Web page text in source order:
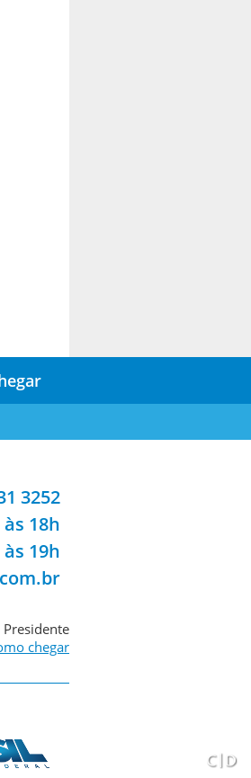
3252
18h
19h
Presidente
chegar